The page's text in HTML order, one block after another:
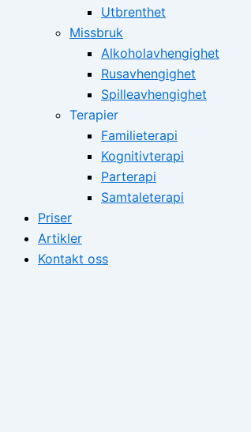
Utbrenthet
Missbruk
Alkoholavhengighet
Rusavhengighet
Spilleavhengighet
Terapier
Familieterapi
Kognitivterapi
Parterapi
Samtaleterapi
Priser
Artikler
Kontakt oss